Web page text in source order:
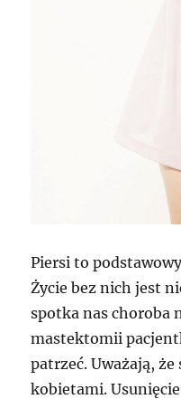
Piersi to
Życie bez nich jest
spotka nas choroba
mastektomii
patrzeć. Uważają, że
kobietami.